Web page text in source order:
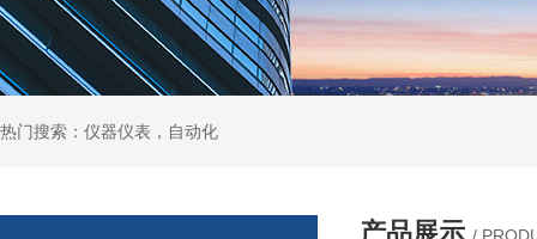
热门搜索：仪器仪表，自动化
产品展示